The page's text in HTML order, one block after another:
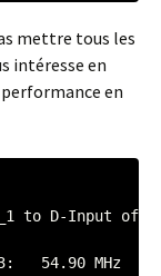
mettre tous les
intéresse en
en
to D-Input of
54.90 MHz